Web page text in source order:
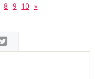
8 9 10 »